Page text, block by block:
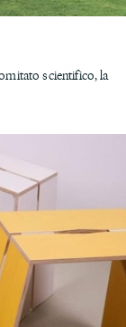
scientifico, la